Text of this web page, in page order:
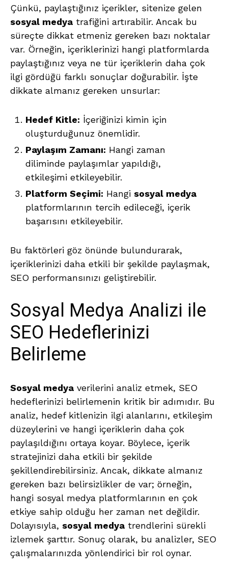
Çünkü, paylaştığınız içerikler, sitenize gelen
sosyal medya trafiğini artırabilir. Ancak bu
süreçte dikkat etmeniz gereken bazı noktalar
var. Örneğin, içeriklerinizi hangi platformlarda
paylaştığınız veya ne tür içeriklerin daha çok
ilgi gördüğü farklı sonuçlar doğurabilir. İşte
dikkate almanız gereken unsurlar:
Hedef Kitle: İçeriğinizi kimin için
oluşturduğunuz önemlidir.
Paylaşım Zamanı: Hangi zaman
diliminde paylaşımlar yapıldığı,
etkileşimi etkileyebilir.
Platform Seçimi: Hangi sosyal medya
platformlarının tercih edileceği, içerik
başarısını etkileyebilir.
Bu faktörleri göz önünde bulundurarak,
içeriklerinizi daha etkili bir şekilde paylaşmak,
SEO performansınızı geliştirebilir.
Sosyal Medya Analizi ile
SEO Hedeflerinizi
Belirleme
Sosyal medya verilerini analiz etmek, SEO
hedeflerinizi belirlemenin kritik bir adımıdır. Bu
analiz, hedef kitlenizin ilgi alanlarını, etkileşim
düzeylerini ve hangi içeriklerin daha çok
paylaşıldığını ortaya koyar. Böylece, içerik
stratejinizi daha etkili bir şekilde
şekillendirebilirsiniz. Ancak, dikkate almanız
gereken bazı belirsizlikler de var; örneğin,
hangi sosyal medya platformlarının en çok
etkiye sahip olduğu her zaman net değildir.
Dolayısıyla, sosyal medya trendlerini sürekli
izlemek şarttır. Sonuç olarak, bu analizler, SEO
çalışmalarınızda yönlendirici bir rol oynar.